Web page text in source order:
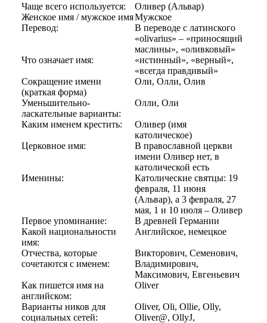
Чаще всего используется:
Оливер (Альвар)
Женское имя / мужское имяМужское
Перевод:
В переводе с латинского
«olivarius» – «приносящий
маслины», «оливковый»
Что означает имя:
«истинный», «верный»,
«всегда правдивый»
Сокращение имени
(краткая форма)
Оли, Олли, Олив
Уменьшительно-
ласкательные варианты:
Олли, Оли
Каким именем крестить:
Оливер (имя
католическое)
Церковное имя:
В православной церкви
имени Оливер нет, в
католической есть
Именины:
Католические святцы: 19
февраля, 11 июня
(Альвар), а 3 февраля, 27
мая, 1 и 10 июля – Оливер
Первое упоминание:
В древней Германии
Какой национальности
имя:
Английское, немецкое
Отчества, которые
сочетаются с именем:
Викторович, Семенович,
Владимирович,
Максимович, Евгеньевич
Как пишется имя на
английском:
Oliver
Варианты ников для
социальных сетей:
Oliver, Oli, Ollie, Olly,
Oliver@, OllyJ,